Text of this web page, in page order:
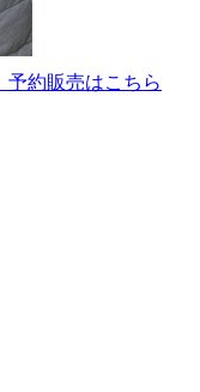
予約販売はこちら